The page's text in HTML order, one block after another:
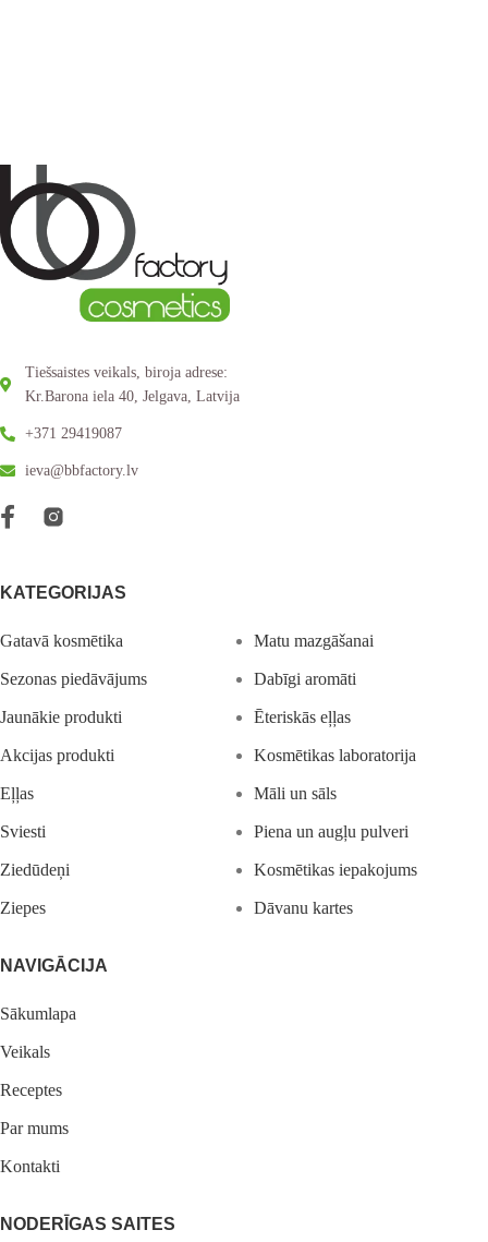
Tiešsaistes veikals, biroja adrese:
Kr.Barona iela 40, Jelgava, Latvija
+371 29419087
ieva@bbfactory.lv
NAVIGĀCIJA
Sākumlapa
Veikals
Receptes
Par mums
Kontakti
KATEGORIJAS
Gatavā kosmētika
Sezonas piedāvājums
Jaunākie produkti
Akcijas produkti
Eļļas
Sviesti
Ziedūdeņi
Ziepes
Matu mazgāšanai
Dabīgi aromāti
Ēteriskās eļļas
Kosmētikas laboratorija
Māli un sāls
Piena un augļu pulveri
Kosmētikas iepakojums
Dāvanu kartes
NODERĪGAS SAITES